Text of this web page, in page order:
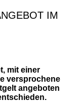
IM
mit einer
versprochene
angeboten